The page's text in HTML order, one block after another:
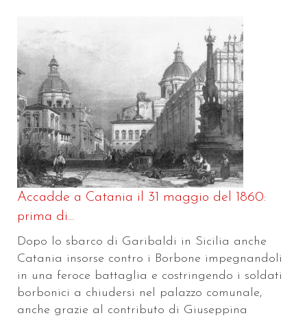
Accadde a Catania il 31 maggio del 1860:
prima di...
Dopo lo sbarco di Garibaldi in Sicilia anche
Catania insorse contro i Borbone impegnandoli
in una feroce battaglia e costringendo i soldati
borbonici a chiudersi nel palazzo comunale,
anche grazie al contributo di Giuseppina